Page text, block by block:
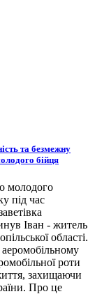
та безмежну
бійця
молодого
під час
Іван - житель
області.
роти
захищаючи
Про це